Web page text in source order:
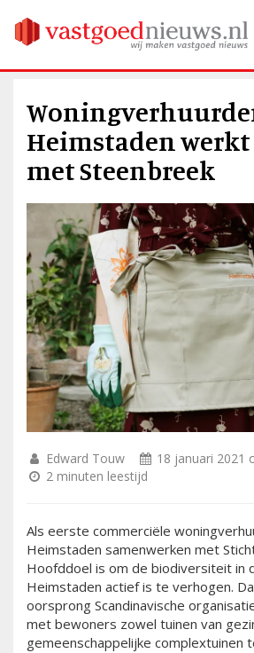
Heimstaden werkt
met Steenbreek
Edward Touw
18 januari 2021
2 minuten leestijd
Als eerste commerciële
Heimstaden samenwerken met
Hoofddoel is om de biodiversiteit in
Heimstaden actief is te verhogen.
oorsprong Scandinavische
met bewoners zowel tuinen van
gemeenschappelijke complextuinen